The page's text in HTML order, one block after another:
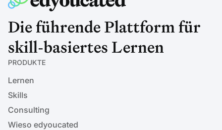
Die führende Plattform für
skill-basiertes Lernen
PRODUKTE
Lernen
Skills
Consulting
Wieso edyoucated